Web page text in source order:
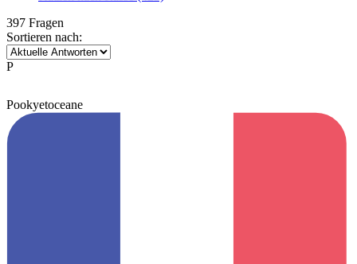
397 Fragen
Sortieren nach:
P
Pookyetoceane